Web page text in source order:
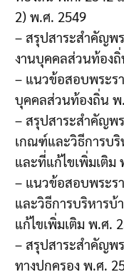
2) พ.ศ. 2549
– สรุปสาระสำคัญพ
งานบุคคลส่วนท้อง
– แนวข้อสอบพระร
บุคคลส่วนท้องถิ่น พ
– สรุปสาระสำคัญพ
เกณฑ์และวิธีการบ
และที่แก้ไขเพิ่มเติม
– แนวข้อสอบพระ
และวิธีการบริหารบ้
แก้ไขเพิ่มเติม พ.ศ.
– สรุปสาระสำคัญพ
ทางปกครอง พ.ศ.